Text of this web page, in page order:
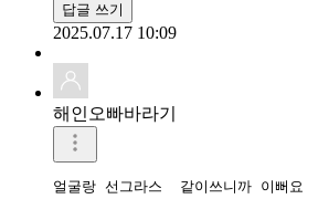
답글 쓰기
2025.07.17 10:09
해인오빠바라기
얼굴랑 선그라스  같이쓰니까 이뻐요